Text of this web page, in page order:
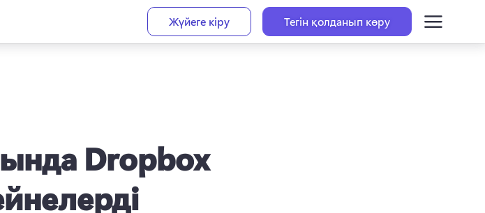
Жүйеге кіру
Тегін қолданып көру
Dropbox